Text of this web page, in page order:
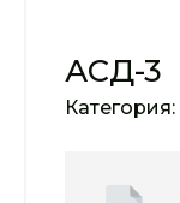
АСД-3
Категория: